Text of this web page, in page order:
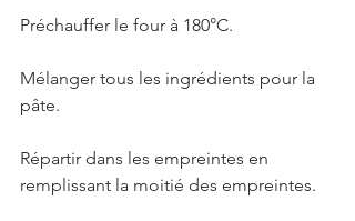
Préchauffer le four à 180°C.
Mélanger tous les ingrédients pour la
pâte.
Répartir dans les empreintes en
remplissant la moitié des empreintes.